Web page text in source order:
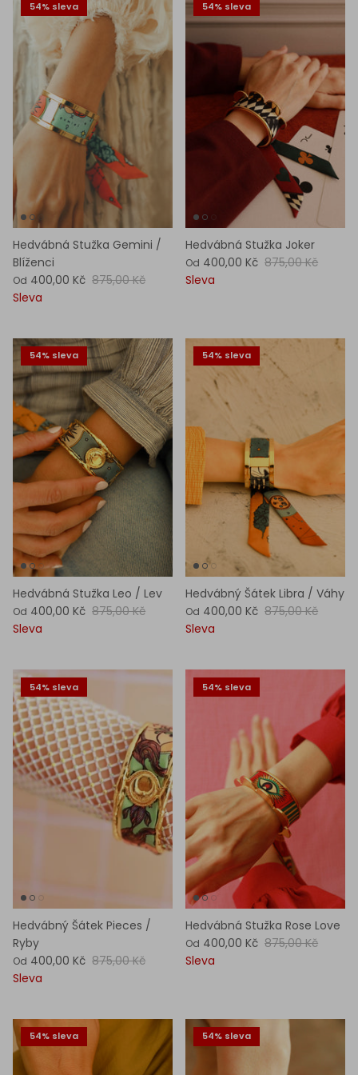
54% sleva
Hedvábná Stužka Gemini /
Blíženci
Od 400,00 Kč 875,00 Kč
Sleva
54% sleva
Hedvábná Stužka Joker
Od 400,00 Kč 875,00 Kč
Sleva
54% sleva
Hedvábná Stužka Leo / Lev
Od 400,00 Kč 875,00 Kč
Sleva
54% sleva
Hedvábný Šátek Libra / Váhy
Od 400,00 Kč 875,00 Kč
Sleva
54% sleva
Hedvábný Šátek Pieces /
Ryby
Od 400,00 Kč 875,00 Kč
Sleva
54% sleva
Hedvábná Stužka Rose Love
Od 400,00 Kč 875,00 Kč
Sleva
54% sleva 54% sleva